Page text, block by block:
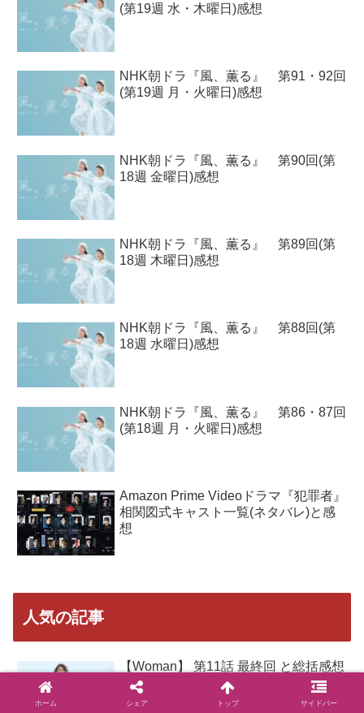
(第19週 水・木曜日)感想
NHK朝ドラ『風、薫る』 第91・92回
(第19週 月・火曜日)感想
NHK朝ドラ『風、薫る』 第90回(第
18週 金曜日)感想
NHK朝ドラ『風、薫る』 第89回(第
18週 木曜日)感想
NHK朝ドラ『風、薫る』 第88回(第
18週 水曜日)感想
NHK朝ドラ『風、薫る』 第86・87回
(第18週 月・火曜日)感想
Amazon Prime Videoドラマ『犯罪者』
相関図式キャスト一覧(ネタバレ)と感
想
人気の記事
【Woman】 第11話 最終回 と総括感想
ホーム シェア トップ サイドバー